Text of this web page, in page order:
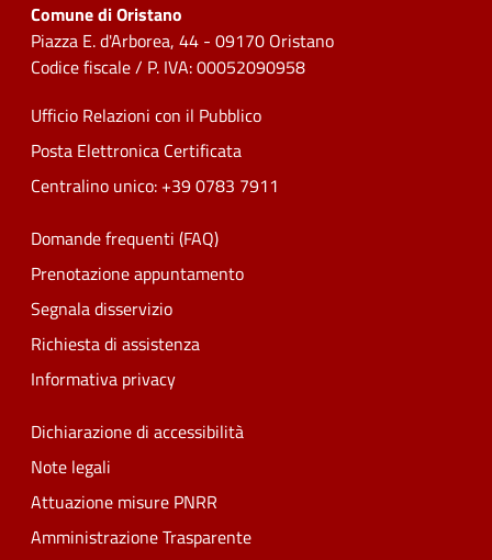
Comune di Oristano
Piazza E. d'Arborea, 44 - 09170 Oristano
Codice fiscale / P. IVA: 00052090958
Ufficio Relazioni con il Pubblico
Posta Elettronica Certificata
Centralino unico: +39 0783 7911
Domande frequenti (FAQ)
Prenotazione appuntamento
Segnala disservizio
Richiesta di assistenza
Informativa privacy
Dichiarazione di accessibilità
Note legali
Attuazione misure PNRR
Amministrazione Trasparente